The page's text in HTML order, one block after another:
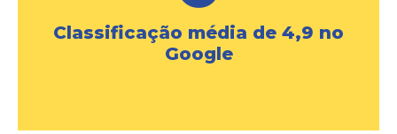
Classificação média de 4,9 no
Google